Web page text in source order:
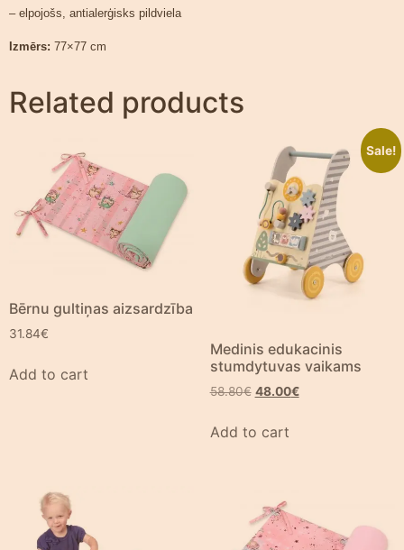
– elpojošs, antialerģisks pildviela
Izmērs: 77×77 cm
Related products
Bērnu gultiņas aizsardzība
31.84€
Add to cart
Sale!
Medinis edukacinis
stumdytuvas vaikams
58.80€ 48.00€
Add to cart